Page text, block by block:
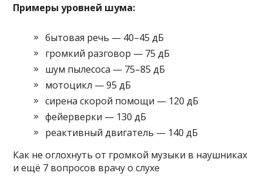
Примеры уровней шума:
бытовая речь — 40–45 дБ
громкий разговор — 75 дБ
шум пылесоса — 75–85 дБ
мотоцикл — 95 дБ
сирена скорой помощи — 120 дБ
фейерверки — 130 дБ
реактивный двигатель — 140 дБ
Как не оглохнуть от громкой музыки в наушниках
и ещё 7 вопросов врачу о слухе